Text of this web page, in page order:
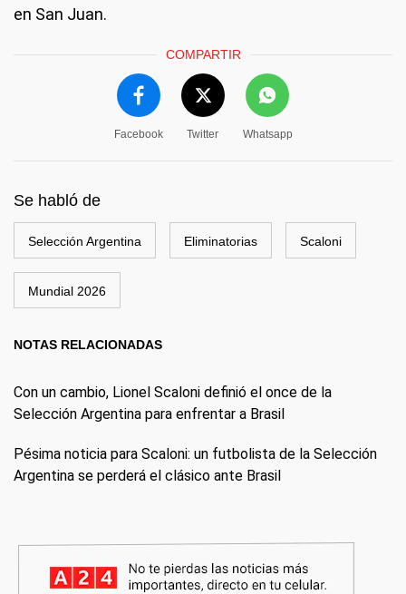
en San Juan.
COMPARTIR
Facebook Twitter Whatsapp
Se habló de
Selección Argentina Eliminatorias Scaloni
Mundial 2026
NOTAS RELACIONADAS
Con un cambio, Lionel Scaloni definió el once de la
Selección Argentina para enfrentar a Brasil
Pésima noticia para Scaloni: un futbolista de la Selección
Argentina se perderá el clásico ante Brasil